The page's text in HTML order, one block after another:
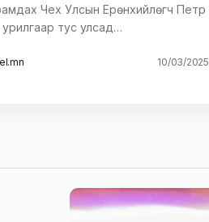
Чех Улсын Ерөнхийлөгч Петр
тус улсад…
10/03/2025